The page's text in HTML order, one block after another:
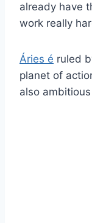
already have
work really
Áries é ruled
planet of
also